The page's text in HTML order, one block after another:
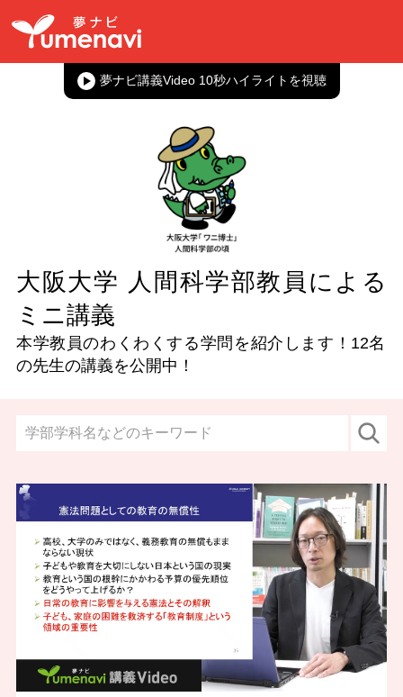
夢ナビ講義Video 10秒ハイライト
大阪大学 人間科学部教員による
ミニ講義
本学教員のわくわくする学問を紹介します！ 12名
の先生の講義を公開中！